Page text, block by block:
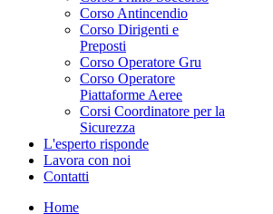
Corso Antincendio
Corso Dirigenti e
Preposti
Corso Operatore Gru
Corso Operatore
Piattaforme Aeree
Corsi Coordinatore per la
Sicurezza
L'esperto risponde
Lavora con noi
Contatti
Home